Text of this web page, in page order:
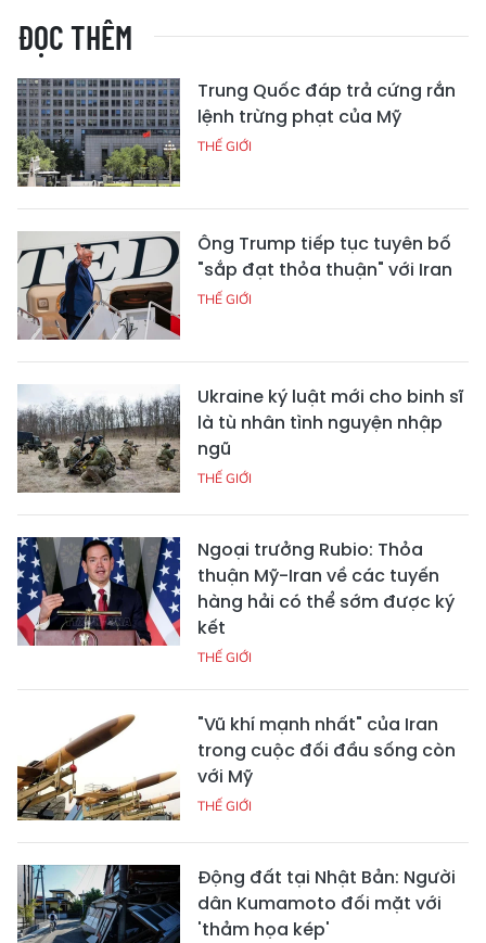
ĐỌC THÊM
Trung Quốc đáp trả cứng rắn
lệnh trừng phạt của Mỹ
THẾ GIỚI
Ông Trump tiếp tục tuyên bố
"sắp đạt thỏa thuận" với Iran
THẾ GIỚI
Ukraine ký luật mới cho binh sĩ
là tù nhân tình nguyện nhập
ngũ
THẾ GIỚI
Ngoại trưởng Rubio: Thỏa
thuận Mỹ-Iran về các tuyến
hàng hải có thể sớm được ký
kết
THẾ GIỚI
"Vũ khí mạnh nhất" của Iran
trong cuộc đối đầu sống còn
với Mỹ
THẾ GIỚI
Động đất tại Nhật Bản: Người
dân Kumamoto đối mặt với
'thảm họa kép'